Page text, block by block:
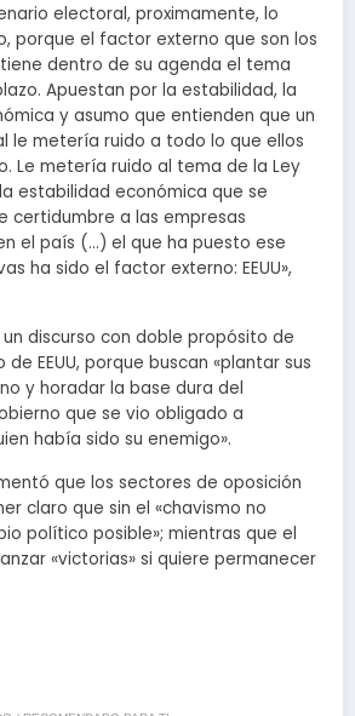
electoral, proximamente, lo
porque el factor externo que son los
tiene dentro de su agenda el tema
Apuestan por la estabilidad, la
y asumo que entienden que un
le metería ruido a todo lo que ellos
Le metería ruido al tema de la Ley
estabilidad económica que se
certidumbre a las empresas
el país (…) el que ha puesto ese
ha sido el factor externo: EEUU»,
discurso con doble propósito de
EEUU, porque buscan «plantar sus
y horadar la base dura del
que se vio obligado a
había sido su enemigo».
que los sectores de oposición
claro que sin el «chavismo no
político posible»; mientras que el
«victorias» si quiere permanecer